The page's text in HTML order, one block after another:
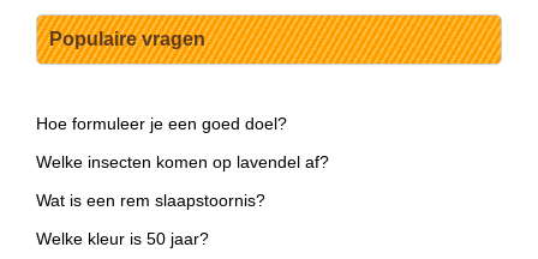
Populaire vragen
Hoe formuleer je een goed doel?
Welke insecten komen op lavendel af?
Wat is een rem slaapstoornis?
Welke kleur is 50 jaar?